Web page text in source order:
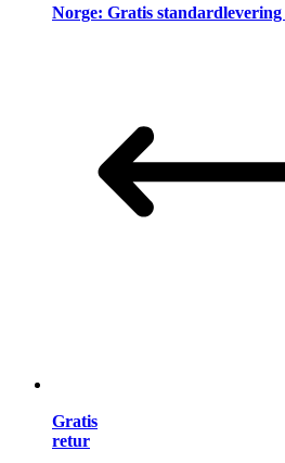
Norge: Gratis standardlevering
Gratis
retur